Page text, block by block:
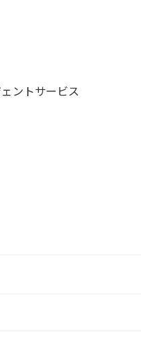
ントサービス